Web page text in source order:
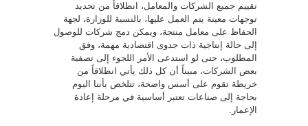
تقييم جميع الشركات والمعامل، انطلاقاً من تحديد
توجهات معينة يتم العمل عليها، بالنسبة للوزارة، لجهة
الحفاظ على معامل منتجة، ويمكن دمج شركات للوصول
إلى حالة إنتاجية ذات جدوى اقتصادية مهمة، وفق
المطلوب، حتى لو استدعى الأمر اللجوء إلى تصفية
بعض الشركات، مبيناً أن كل ذلك يأتي انطلاقاً من
خريطة تقوم على أسس واضحة، تتلخص بأننا اليوم
بحاجة إلى صناعات تعتبر أساسية في مرحلة إعادة
الإعمار.